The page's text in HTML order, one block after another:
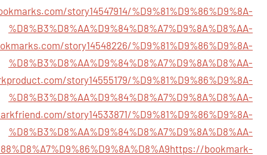
story14547914/%D9%81%D9%86%D9%8A-
%D8%B3%D8%AA%D9%84%D8%A7%D9%8A%D8%AA-
story14548226/%D9%81%D9%86%D9%8A-
%D8%B3%D8%AA%D9%84%D8%A7%D9%8A%D8%AA-
story14555179/%D9%81%D9%86%D9%8A-
%D8%B3%D8%AA%D9%84%D8%A7%D9%8A%D8%AA-
story14533871/%D9%81%D9%86%D9%8A-
%D8%B3%D8%AA%D9%84%D8%A7%D9%8A%D8%AA-
https://bookmark-